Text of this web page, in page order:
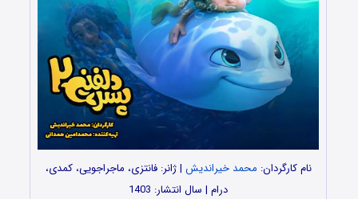
نام کارگردان: محمد خیراندیش | ژانر: فانتزی، ماجراجویی، کمدی،
درام | سال انتشار: 1403